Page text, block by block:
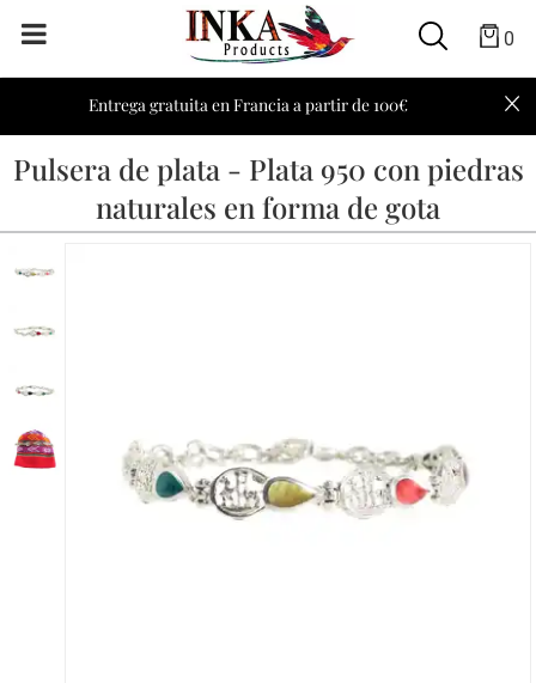
0
Entrega gratuita en Francia a partir de 100€
Pulsera de plata - Plata 950 con piedras
naturales en forma de gota